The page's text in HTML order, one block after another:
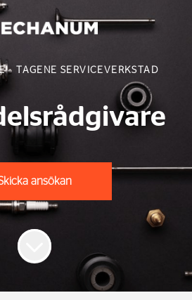
· TAGENE SERVICEVERKSTAD
ansökan